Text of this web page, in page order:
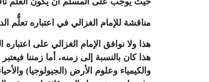
مناقشة للإمام الغزالي في اعتباره تعلُّم
هذا ولا نوافق الإمام الغزالي على
هذا كان بالنسبة إلى زمنه، أما زمننا
والكيمياء وعلوم الأرض (الجيولوجيا)